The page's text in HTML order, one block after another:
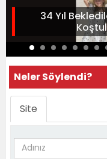
34 Yıl
Neler Söylendi?
Site